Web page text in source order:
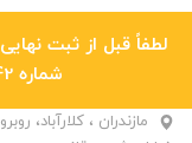
لطفاً قبل از ثبت
شماره 6042 5460 011 تماس بگیرید.
مازندران ، کلارآباد،